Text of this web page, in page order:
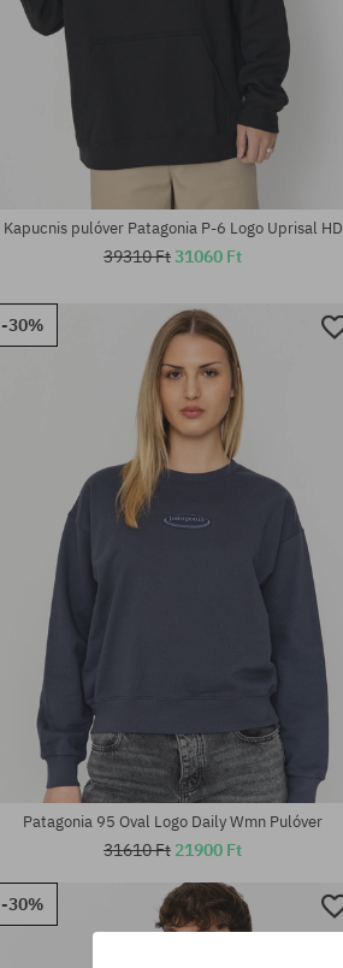
Elérhető méretek:
Elérhető méretek:
Kapucnis pulóver Patagonia P-6 Logo Uprisal HD
39310 Ft31060 Ft
-30%
Patagonia 95 Oval Logo Daily Wmn Pulóver
31610 Ft 21900 Ft
-30%